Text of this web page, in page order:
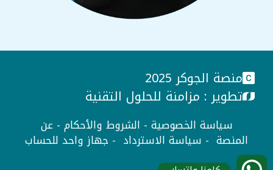
منصة الجوكر 2025
تطوير : مزامنة للحلول التقنية
سياسة الخصوصية - الشروط والأحكام - عن
المنصة - سياسة الاسترداد - جهاز واحد للحساب